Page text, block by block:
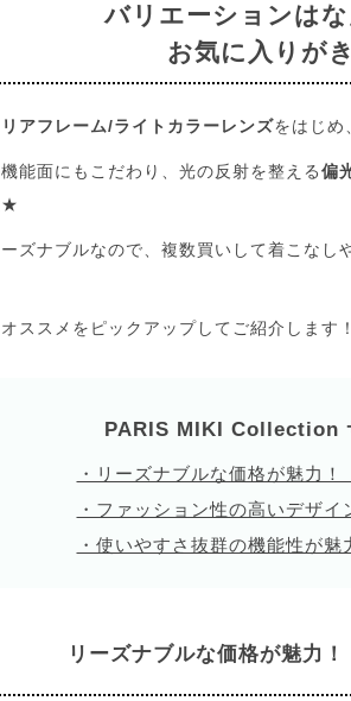
バリエーションは
お気に入りが
アフレーム/ライトカラーレンズをはじめ
能面にもこだわり、光の反射を整える偏
★
ズナブルなので、複数買いして着こな
ススメをピックアップしてご紹介します！
PARIS MIKI Collection
・リーズナブルな価格が魅力！
・ファッション性の高いデザイ
・使いやすさ抜群の機能性が魅
リーズナブルな価格が魅力！